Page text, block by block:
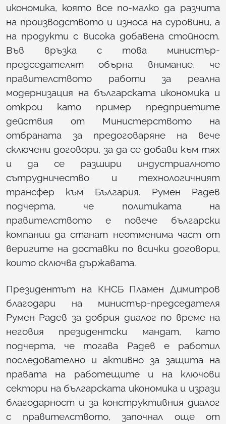
икономика, която все по-малко да разчита
на производството и износа на суровини, а
на продукти с висока добавена стойност.
Във връзка с това министър-
председателят обърна внимание, че
правителството работи за реална
модернизация на българската икономика и
открои като пример предприетите
действия от Министерството на
отбраната за предоговаряне на вече
сключени договори, за да се добави към тях
и да се разшири индустриалното
сътрудничество и технологичният
трансфер към България. Румен Радев
подчерта, че политиката на
правителството е повече български
компании да станат неотменима част от
веригите на доставки по всички договори,
които сключва държавата.
Президентът на КНСБ Пламен Димитров
благодари на министър-председателя
Румен Радев за добрия диалог по време на
неговия президентски мандат, като
подчерта, че тогава Радев е работил
последователно и активно за защита на
правата на работещите и на ключови
сектори на българската икономика и изрази
благодарност и за конструктивния диалог
с правителството, започнал още от